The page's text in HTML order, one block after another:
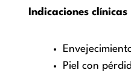
Indicaciones clínicas
Piel con